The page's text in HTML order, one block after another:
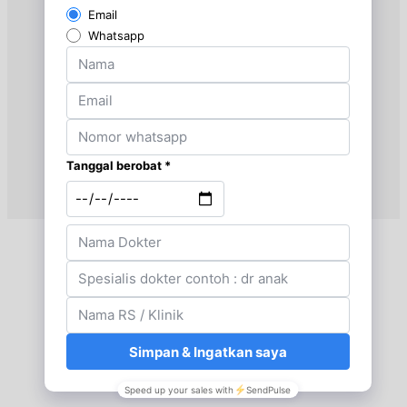
Selasa, 25/08/2026
Jam 17:00 - 18:00
Rabu, 26/08/2026
Jam 17:00 - 18:00
Kamis, 27/08/2026
Jam 17:00 - 18:00
Jumat, 28/08/2026
Minggu, 30/08/2026
Jam 10:00 - 12:00
Jam 17:00 - 18:00